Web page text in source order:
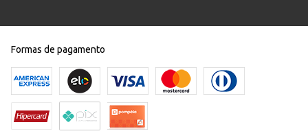
Formas de pagamento